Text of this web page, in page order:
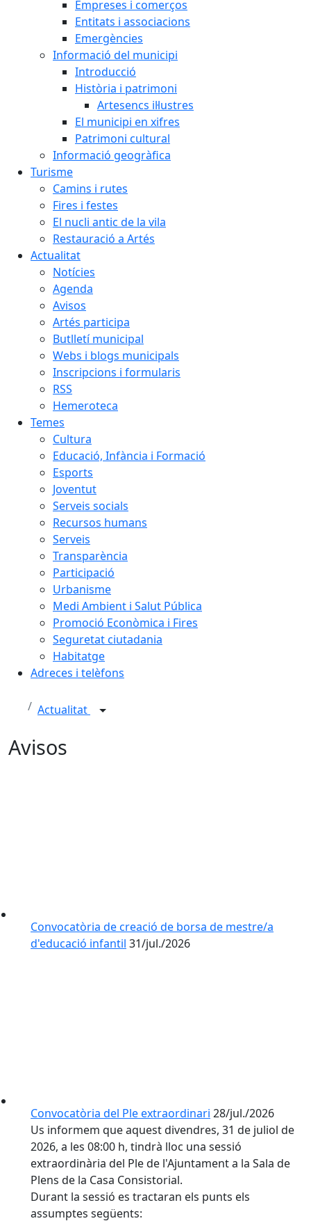
Empreses i comerços
Entitats i associacions
Emergències
Informació del municipi
Introducció
Història i patrimoni
Artesencs il·lustres
El municipi en xifres
Patrimoni cultural
Informació geogràfica
Turisme
Camins i rutes
Fires i festes
El nucli antic de la vila
Restauració a Artés
Actualitat
Notícies
Agenda
Avisos
Artés participa
Butlletí municipal
Webs i blogs municipals
Inscripcions i formularis
RSS
Hemeroteca
Temes
Cultura
Educació, Infància i Formació
Esports
Joventut
Serveis socials
Recursos humans
Serveis
Transparència
Participació
Urbanisme
Medi Ambient i Salut Pública
Promoció Econòmica i Fires
Seguretat ciutadania
Habitatge
Adreces i telèfons
Actualitat
Avisos
Convocatòria de creació de borsa de mestre/a
d'educació infantil 31/jul./2026
Convocatòria del Ple extraordinari 28/jul./2026
Us informem que aquest divendres, 31 de juliol de
2026, a les 08:00 h, tindrà lloc una sessió
extraordinària del Ple de l'Ajuntament a la Sala de
Plens de la Casa Consistorial.
Durant la sessió es tractaran els punts els
assumptes següents: